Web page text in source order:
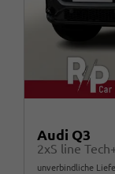
Audi Q3
2xS line
unverbindliche